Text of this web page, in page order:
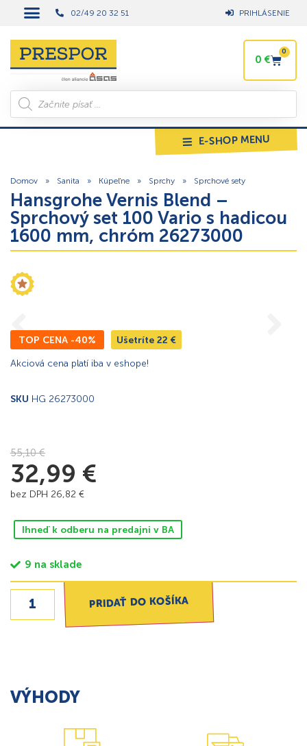
02/49 20 32 51 PRIHLÁSENIE
0 €
0
E-SHOP MENU
Domov » Sanita » Kúpeľne » Sprchy » Sprchové sety
Hansgrohe Vernis Blend –
Sprchový set 100 Vario s hadicou
1600 mm, chróm 26273000
TOP CENA -40% Ušetríte 22 €
Akciová cena platí iba v eshope!
SKU HG 26273000
55,10€
32,99 €
bez DPH 26,82 €
Ihneď k odberu na predajni v BA
9 na sklade
PRIDAŤ DO KOŠÍKA
VÝHODY